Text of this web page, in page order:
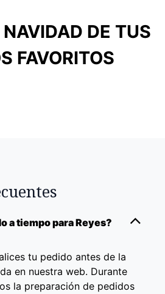
DE TUS
FAVORITOS
a tiempo para Reyes?
tu pedido antes de la
en nuestra web. Durante
la preparación de pedidos